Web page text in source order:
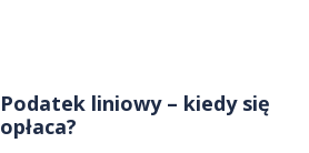
Podatek liniowy – kiedy się
opłaca?